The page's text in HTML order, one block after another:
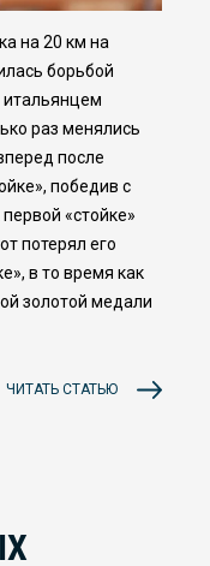
на 20 км на
борьбой
раз менялись
после
победив с
«стойке»
потерял его
в то время как
золотой медали
ЧИТАТЬ СТАТЬЮ